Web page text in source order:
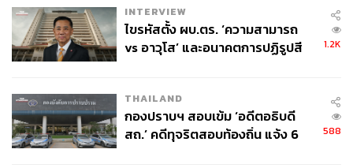
INTERVIEW
ไขรหัสตั้ง ผบ.ตร. ‘ความสามารถ
vs อาวุโส’ และอนาคตการปฏิรูปสี
1.2K
THAILAND
กองปราบฯ สอบเข้ม ‘อดีตอธิบดี
สถ.’ คดีทุจริตสอบท้องถิ่น แจ้ง 6
588